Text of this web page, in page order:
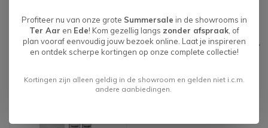
Specificaties
Gerelateerde producten
Profiteer nu van onze grote Summersale in de showrooms in
Ter Aar en Ede! Kom gezellig langs zonder afspraak, of
plan vooraf eenvoudig jouw bezoek online. Laat je inspireren
en ontdek scherpe kortingen op onze complete collectie!
Kortingen zijn alleen geldig in de showroom en gelden niet i.c.m.
andere aanbiedingen.